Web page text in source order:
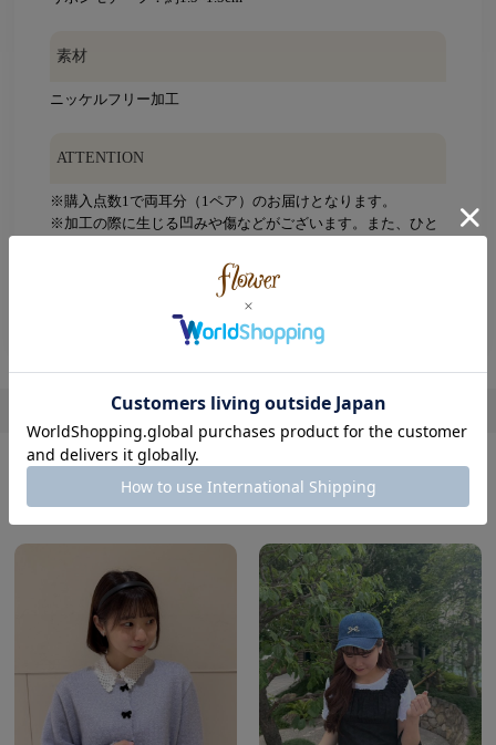
素材
ニッケルフリー加工
ATTENTION
※購入点数1で両耳分（1ペア）のお届けとなります。
※加工の際に生じる凹みや傷などがございます。また、ひと
※摩擦や引っ張り等により、破損する恐れがありますので、
丁寧にお取り扱い下さい。ご使用の際に周囲のものとの引っ
かかりにご注意下さい。
※こちらの商品はインポート商品です。
レビューを書く
この商品を使用したコーディネート